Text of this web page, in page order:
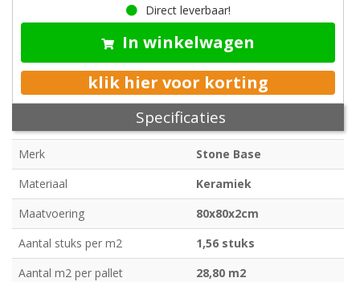
Direct leverbaar!
In winkelwagen
klik hier voor korting
Specificaties
Merk
Stone Base
Materiaal
Keramiek
Maatvoering
80x80x2cm
Aantal stuks per m2
1,56 stuks
Aantal m2 per pallet
28,80 m2